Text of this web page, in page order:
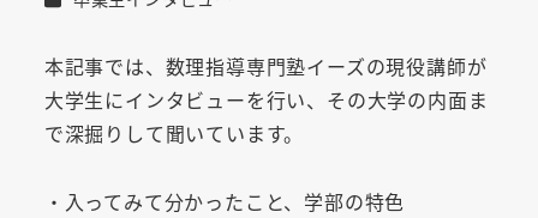
本記事では、数理指導専門塾イーズの現役講師が
大学生にインタビューを行い、その大学の内面ま
で深掘りして聞いています。
・入ってみて分かったこと、学部の特色